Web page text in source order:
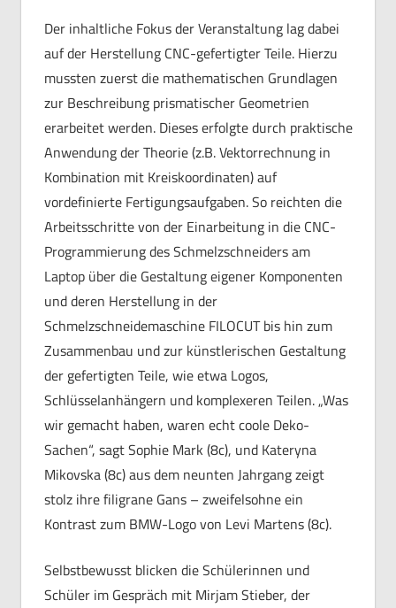
Der inhaltliche Fokus der Veranstaltung lag dabei
auf der Herstellung CNC-gefertigter Teile. Hierzu
mussten zuerst die mathematischen Grundlagen
zur Beschreibung prismatischer Geometrien
erarbeitet werden. Dieses erfolgte durch praktische
Anwendung der Theorie (z.B. Vektorrechnung in
Kombination mit Kreiskoordinaten) auf
vordefinierte Fertigungsaufgaben. So reichten die
Arbeitsschritte von der Einarbeitung in die CNC-
Programmierung des Schmelzschneiders am
Laptop über die Gestaltung eigener Komponenten
und deren Herstellung in der
Schmelzschneidemaschine FILOCUT bis hin zum
Zusammenbau und zur künstlerischen Gestaltung
der gefertigten Teile, wie etwa Logos,
Schlüsselanhängern und komplexeren Teilen. „Was
wir gemacht haben, waren echt coole Deko-
Sachen“, sagt Sophie Mark (8c), und Kateryna
Mikovska (8c) aus dem neunten Jahrgang zeigt
stolz ihre filigrane Gans – zweifelsohne ein
Kontrast zum BMW-Logo von Levi Martens (8c).
Selbstbewusst blicken die Schülerinnen und
Schüler im Gespräch mit Mirjam Stieber, der